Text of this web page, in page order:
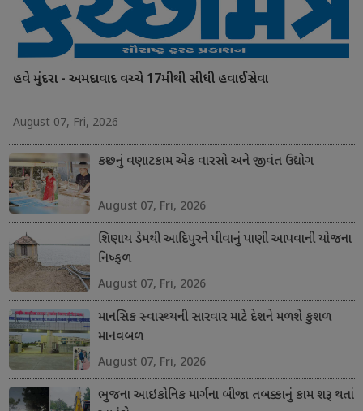
હવે મુંદરા - અમદાવાદ વચ્ચે 17મીથી સીધી હવાઈસેવા
August 07, Fri, 2026
કચ્છનું વણાટકામ એક વારસો અને જીવંત ઉદ્યોગ
August 07, Fri, 2026
શિણાય ડેમથી આદિપુરને પીવાનું પાણી આપવાની યોજના
નિષ્ફળ
August 07, Fri, 2026
માનસિક સ્વાસ્થ્યની સારવાર માટે દેશને મળશે કુશળ
માનવબળ
August 07, Fri, 2026
ભુજના આઇકોનિક માર્ગના બીજા તબક્કાનું કામ શરૂ થતાં